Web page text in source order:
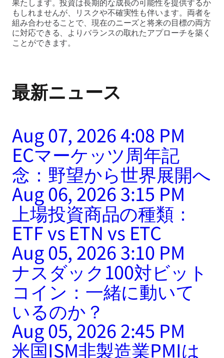
もしれませんが、リスクや不確実性も伴います。両者を
組み合わせることで、現在のニーズと将来の目標の両方
に対応できる、よりバランスの取れたアプローチを築く
ことができます。
最新ニュース
Aug 07, 2026 4:08 PM
ECマーケッツ周年記
念：野望から世界展開へ
Aug 06, 2026 3:15 PM
上場投資商品の種類：
ETF vs ETN vs ETC
Aug 05, 2026 3:10 PM
ナスダック100対ビット
コイン：一緒に動いて
いるのか？
Aug 05, 2026 2:45 PM
米国ISM非製造業PMIは